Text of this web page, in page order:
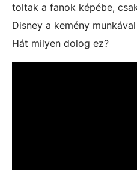
toltak a fanok képébe,
Disney a kemény
Hát milyen dolog ez?